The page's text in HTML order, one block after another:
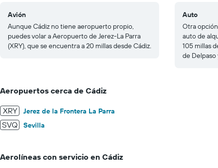
Avión
Aunque Cádiz no tiene aeropuerto propio,
puedes volar a Aeropuerto de Jerez-La Parra
(XRY), que se encuentra a 20 millas desde Cádiz.
Auto
Otra
auto de
105 millas
de
Aeropuertos cerca de Cádiz
XRY Jerez de la Frontera La Parra
SVQ Sevilla
Aerolíneas con servicio en Cádiz